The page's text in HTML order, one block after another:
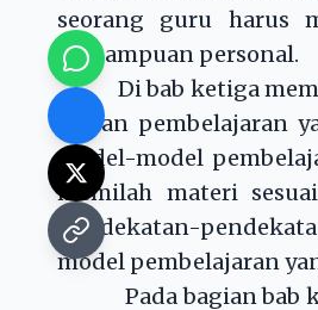
seorang guru harus
kemampuan personal.
Di bab ketiga
tujuan pembelajaran
model-model
memilah materi
pendekatan-
model pembelajaran
Pada bagian bab